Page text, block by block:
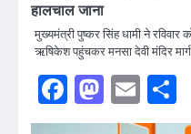
हालचाल जाना
मुख्यमंत्री पुष्कर सिंह धामी ने रविवार
ऋषिकेश पहुंचकर मनसा देवी मंदिर
Facebook